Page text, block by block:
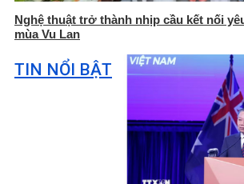
Nghệ thuật trở thành nhịp cầu kết nối
mùa Vu Lan
TIN NỔI BẬT